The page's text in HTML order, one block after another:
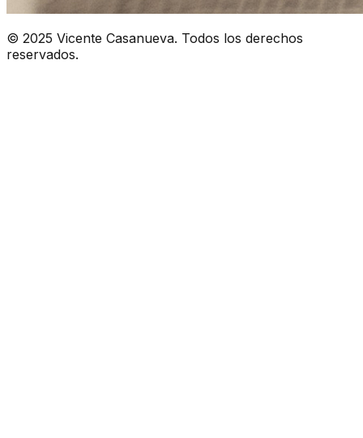
© 2025 Vicente Casanueva. Todos los derechos
reservados.